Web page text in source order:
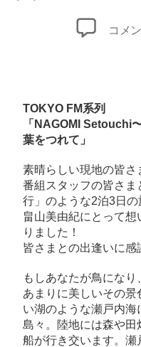
メ
演
へ
の
コメ
TOKYO FM系列
「 NAGOMI Setouchi
葉をつれて 」
素晴らしい現地の皆さ
番組スタッフの皆さま
行」のような2泊3日の
畠山美由紀にとって
りました！
皆さまとの出逢いに感
もしあなたが鳥になり
あまりに美しいその
い湖のような瀬戸内
島々。陸地には森や田
船が行き交います。